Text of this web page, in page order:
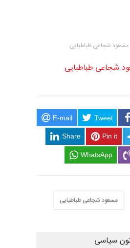
مسعود شجاعی طباطبایی
شجاعی طباطبایی
E-mail Tweet
Share Pin it
WhatsApp
مسعود شجاعی طباطبایی
سیاسی